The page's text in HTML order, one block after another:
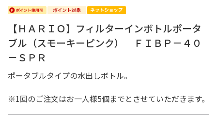
【ＨＡＲＩＯ】フィルターインボトルポータ
ブル（スモーキーピンク） ＦＩＢＰ－４０
－ＳＰＲ
ポータブルタイプの水出しボトル。
※1回のご注文はお一人様5個までとさせていただきます。